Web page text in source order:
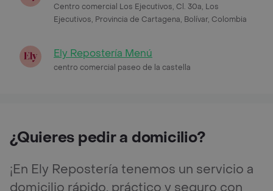
Centro comercial Los Ejecutivos, Cl. 30a, Los
Ejecutivos, Provincia de Cartagena, Bolívar, Colombia
Ely Repostería Menú
centro comercial paseo de la castella
¿Quieres pedir a domicilio?
¡En Ely Repostería tenemos un servicio a
domicilio rápido, práctico y seguro con